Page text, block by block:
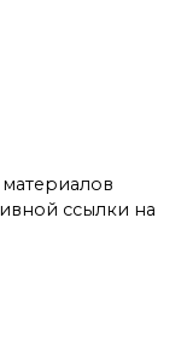
ссылки на